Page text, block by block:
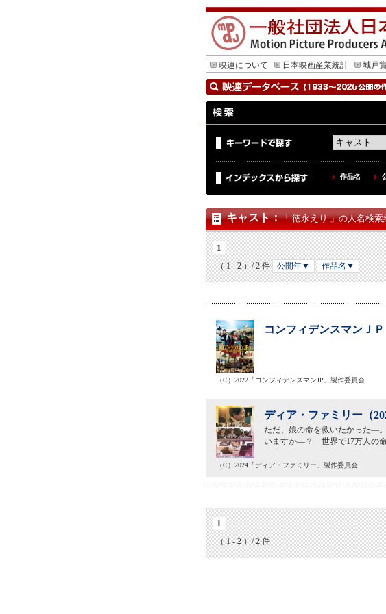
映連について
日本映画産業統計 城戸
作品名
キャスト：「 徳永えり 」の人名検索
1
（ 1 - 2 ）/ 2 件 公開年▼ 作品名▼
コンフィデンスマンＪ
（C）2022「コンフィデンスマンJP」製作委員会
ディア・ファミリー（
ただ、娘の命を救いたかった―
いますか―？ 世界で17万人の命
（C）2024「ディア・ファミリー」製作委員会
1
（ 1 - 2 ）/ 2 件